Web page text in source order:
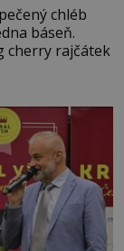
chléb
báseň.